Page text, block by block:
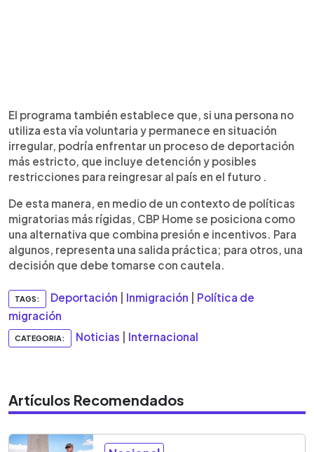
El programa también establece que, si una persona no
utiliza esta vía voluntaria y permanece en situación
irregular, podría enfrentar un proceso de deportación
más estricto, que incluye detención y posibles
restricciones para reingresar al país en el futuro .
De esta manera, en medio de un contexto de políticas
migratorias más rígidas, CBP Home se posiciona como
una alternativa que combina presión e incentivos. Para
algunos, representa una salida práctica; para otros, una
decisión que debe tomarse con cautela.
TAGS: Deportación Inmigración
Política de
migración
CATEGORIA: Noticias Internacional
Artículos Recomendados